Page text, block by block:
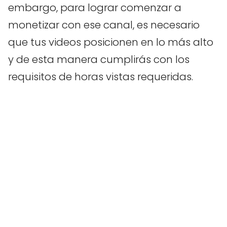
embargo, para lograr comenzar a
monetizar con ese canal, es necesario
que tus videos posicionen en lo más alto
y de esta manera cumplirás con los
requisitos de horas vistas requeridas.